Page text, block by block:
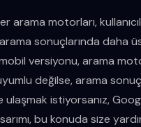
arama motorları,
sonuçlarında daha
versiyonu, arama
değilse, arama
istiyorsanız,
bu konuda size